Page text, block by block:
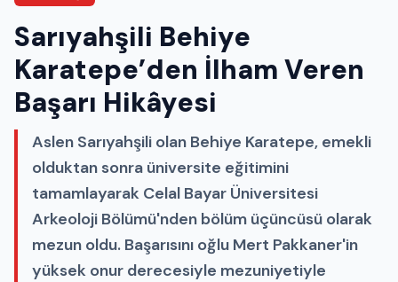
Sarıyahşili Behiye
Karatepe’den İlham Veren
Başarı Hikâyesi
Aslen Sarıyahşili olan Behiye Karatepe, emekli
olduktan sonra üniversite eğitimini
tamamlayarak Celal Bayar Üniversitesi
Arkeoloji Bölümü'nden bölüm üçüncüsü olarak
mezun oldu. Başarısını oğlu Mert Pakkaner'in
yüksek onur derecesiyle mezuniyetiyle